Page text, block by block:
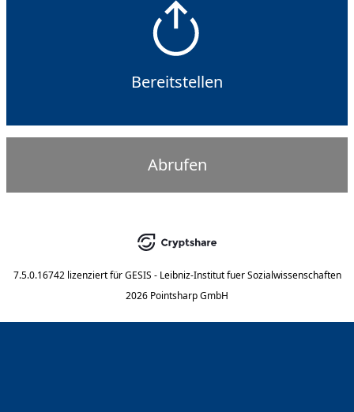
Bereitstellen
Abrufen
7.5.0.16742 lizenziert für GESIS - Leibniz-Institut fuer Sozialwissenschaften
2026 Pointsharp GmbH